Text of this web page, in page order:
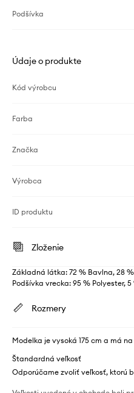
Podšívka
Údaje o produkte
Kód výrobcu
Farba
Značka
Výrobca
ID produktu
Zloženie
Základná látka: 72 % Bavlna, 28
Podšívka vrecka: 95 % Polyester,
Rozmery
Modelka je vysoká 175 cm a má
Štandardná veľkosť
Odporúčame zvoliť veľkosť, ktorú